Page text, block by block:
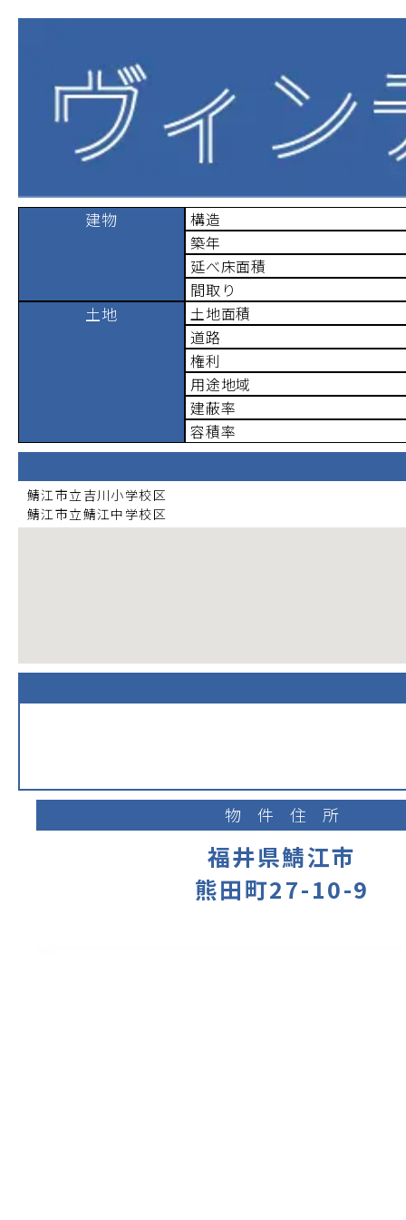
建物
構造
築年
延べ床面積
間取り
土地
土地面積
道路
権利
用途地域
建蔽率
容積率
鯖江市立吉川小学校区
鯖江市立鯖江中学校区
物件住所
福井県鯖江市
熊田町27-10-9